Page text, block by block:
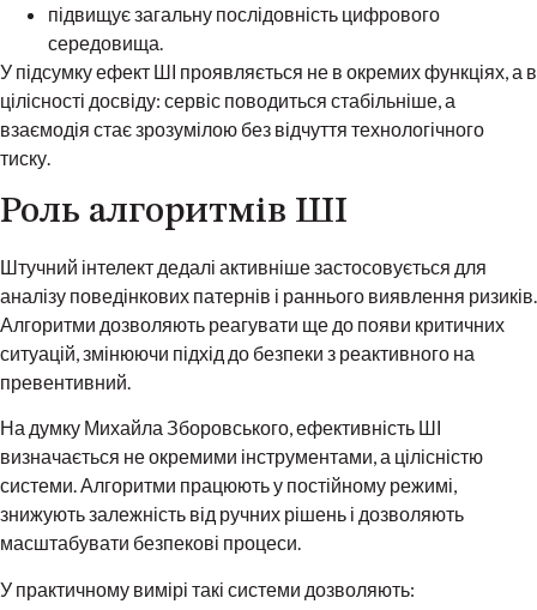
підвищує загальну послідовність цифрового
середовища.
У підсумку ефект ШІ проявляється не в окремих функціях, а в
цілісності досвіду: сервіс поводиться стабільніше, а
взаємодія стає зрозумілою без відчуття технологічного
тиску.
Роль алгоритмів ШІ
Штучний інтелект дедалі активніше застосовується для
аналізу поведінкових патернів і раннього виявлення ризиків.
Алгоритми дозволяють реагувати ще до появи критичних
ситуацій, змінюючи підхід до безпеки з реактивного на
превентивний.
На думку Михайла Зборовського, ефективність ШІ
визначається не окремими інструментами, а цілісністю
системи. Алгоритми працюють у постійному режимі,
знижують залежність від ручних рішень і дозволяють
масштабувати безпекові процеси.
У практичному вимірі такі системи дозволяють: